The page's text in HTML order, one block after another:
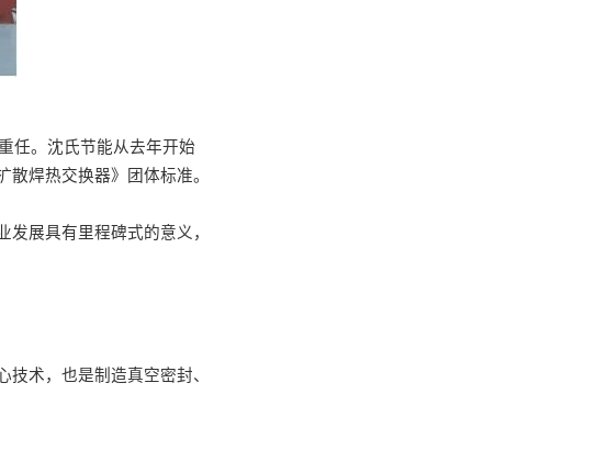
任。沈氏节能从去年开始
焊热交换器》 团体标准。
发展具有里程碑式的意义，
技术，也是制造真空密封、